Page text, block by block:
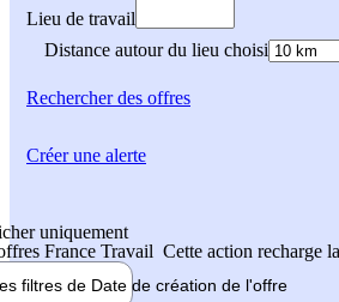
Lieu de travail
Distance autour du lieu choisi
Rechercherdes offres
uniquement
France Travail Cette action recharge
filtres de Date de création de l'offre
Créer une alerte